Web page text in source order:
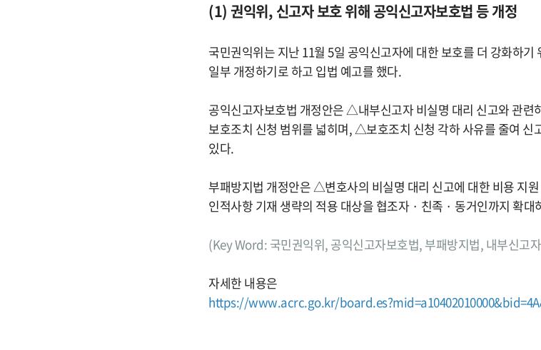
(1) 권익위, 신고자 보호 위해 공익신고자보호법 등 개정
국민권익위는 지난 11월 5일 공익신고자에 대한 보호를 더 강화하
일부 개정하기로 하고 입법 예고를 했다.
공익신고자보호법 개정안은 △내부신고자 비실명 대리 신고와 관
보호조치 신청 범위를 넓히며, △보호조치 신청 각하 사유를 줄여 신
있다.
부패방지법 개정안은 △변호사의 비실명 대리 신고에 대한 비용 지
인적사항 기재 생략의 적용 대상을 협조자 · 친족 · 동거인까지 확
(Key Word: 국민권익위, 공익신고자보호법, 부패방지법, 내부신고
자세한 내용은
https://www.acrc.go.kr/